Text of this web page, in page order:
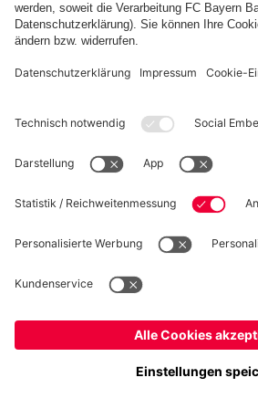
fcbayern.com Basketball Allianz Arena
Impressum Datenschutz
Kinder- und Jugendschutz